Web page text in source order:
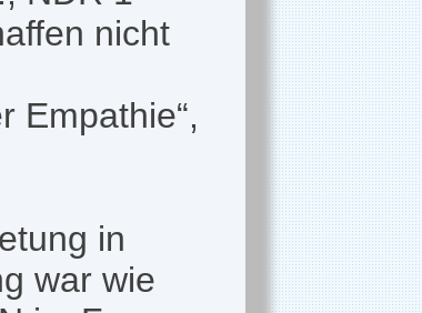
nicht
Empathie“,
in
war wie